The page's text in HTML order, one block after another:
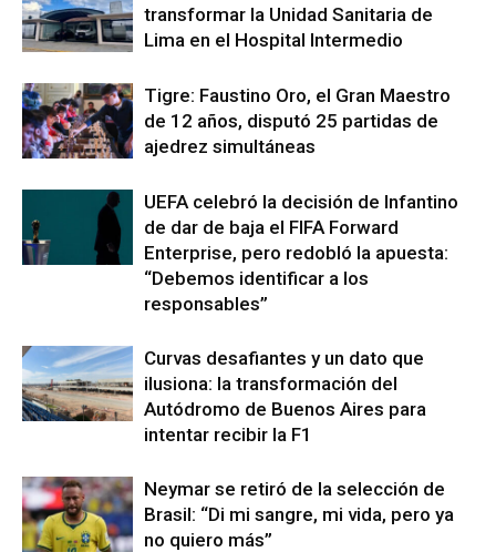
transformar la Unidad Sanitaria de
Lima en el Hospital Intermedio
Tigre: Faustino Oro, el Gran Maestro
de 12 años, disputó 25 partidas de
ajedrez simultáneas
UEFA celebró la decisión de Infantino
de dar de baja el FIFA Forward
Enterprise, pero redobló la apuesta:
“Debemos identificar a los
responsables”
Curvas desafiantes y un dato que
ilusiona: la transformación del
Autódromo de Buenos Aires para
intentar recibir la F1
Neymar se retiró de la selección de
Brasil: “Di mi sangre, mi vida, pero ya
no quiero más”